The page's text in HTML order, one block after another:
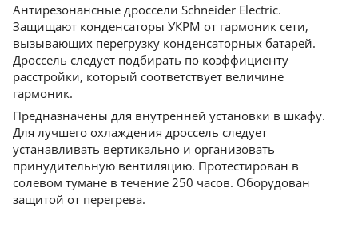
Антирезонансные дроссели Schneider Electric.
Защищают конденсаторы УКРМ от гармоник сети,
вызывающих перегрузку конденсаторных батарей.
Дроссель следует подбирать по коэффициенту
расстройки, который соответствует величине
гармоник.
Предназначены для внутренней установки в шкафу.
Для лучшего охлаждения дроссель следует
устанавливать вертикально и организовать
принудительную вентиляцию. Протестирован в
солевом тумане в течение 250 часов. Оборудован
защитой от перегрева.